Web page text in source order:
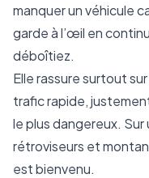
manquer un véhicule
garde à l’œil en
déboîtiez.
Elle rassure surtout
trafic rapide,
le plus dangereux.
rétroviseurs et
est bienvenu.